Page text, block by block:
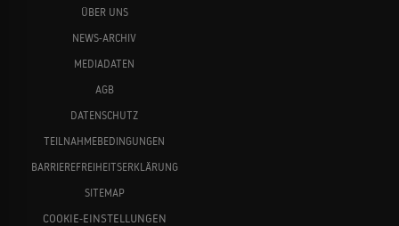
ÜBER UNS
NEWS-ARCHIV
MEDIADATEN
AGB
DATENSCHUTZ
TEILNAHMEBEDINGUNGEN
BARRIEREFREIHEITSERKLÄRUNG
SITEMAP
COOKIE-EINSTELLUNGEN